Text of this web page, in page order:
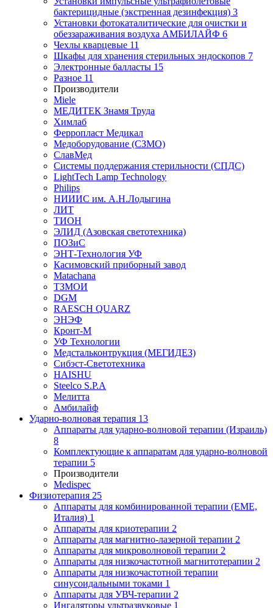
бактерицидные (экстренная дезинфекция) 3
Установки фотокаталитические для очистки и
обеззараживания воздуха АМБИЛАЙФ 6
Чехлы кварцевые 11
Шкафы для хранения стерильных эндоскопов 7
Электронные балласты 15
Разное 11
Производители
Miele
МЕДИТЕК Знамя Труда
Химлаб
Ферропласт Медикал
Медоборудование (СЗМО)
СлавМед
Системы поддержания стерильности (СПДС)
LightTech Lamp Technology
Philips
НИИИС им. А.Н.Лодыгина
ЛИТ
ТИОН
ЭЛИД (Азовская светотехника)
ПОЗиС
ЭНТ-Технология УФ
Касимовский приборный завод
Matachana
ТЗМОИ
DGM
RAESCH QUARZ
ЭНЭФ
Кронт-М
УФ Технологии
Медстальконтрукция (МЕГИДЕЗ)
Сибэст-Светотехника
HAISHU
Steelco S.P.A
Мелитта
Амбилайф
Ударно-волновая терапия 13
Аппараты для ударно-волновой терапии (Израиль)
8
Комплектующие к аппаратам для ударно-волновой
терапии 5
Производители
Medispec
Физиотерапия 25
Аппараты для комбинированной терапии (EME,
Италия) 1
Аппараты для криотерапии 2
Аппараты для магнитно-лазерной терапии 2
Аппараты для микроволновой терапии 2
Аппараты для низкочастотной магнитотерапии 2
Аппараты для низкочастотной терапии
синусоидальными токами 1
Аппараты для УВЧ-терапии 2
Ингаляторы ультразвуковые 1